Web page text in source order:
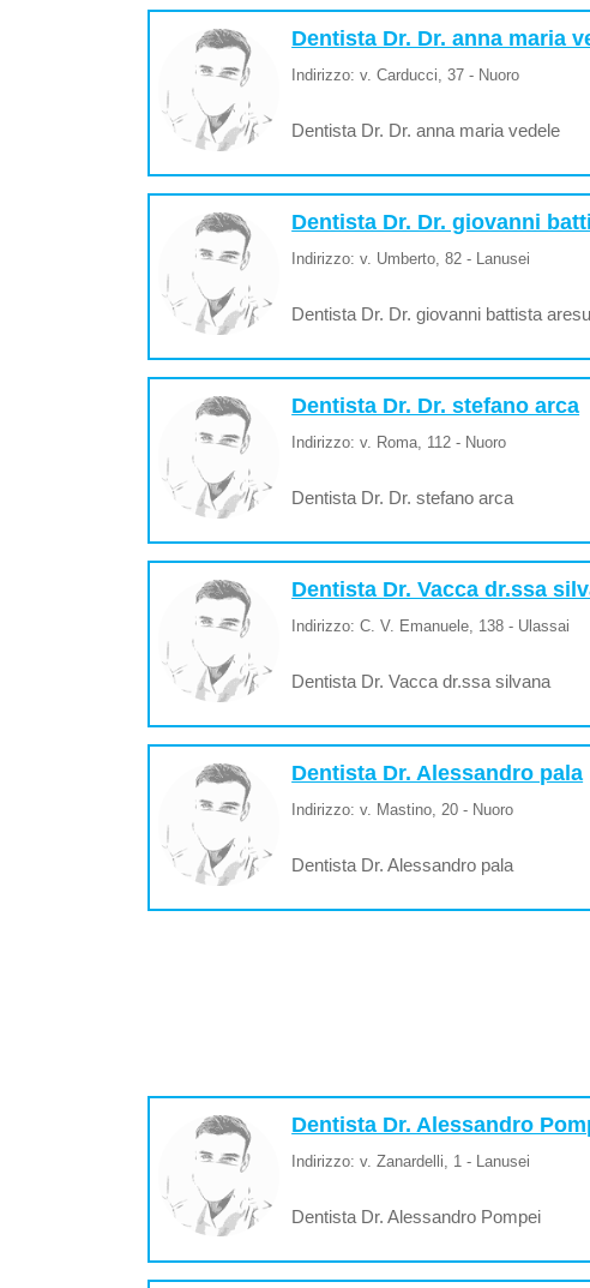
Dentista Dr. Dr. anna maria
Indirizzo: v. Carducci, 37 - Nuoro
Dentista Dr. Dr. anna maria vedele
Dentista Dr. Dr. giovanni
Indirizzo: v. Umberto, 82 - Lanusei
Dentista Dr. Dr. giovanni battista
Dentista Dr. Dr. stefano arca
Indirizzo: v. Roma, 112 - Nuoro
Dentista Dr. Dr. stefano arca
Dentista Dr. Vacca dr.ssa
Indirizzo: C. V. Emanuele, 138 - Ulassai
Dentista Dr. Vacca dr.ssa silvana
Dentista Dr. Alessandro pala
Indirizzo: v. Mastino, 20 - Nuoro
Dentista Dr. Alessandro pala
Dentista Dr. Alessandro
Indirizzo: v. Zanardelli, 1 - Lanusei
Dentista Dr. Alessandro Pompei